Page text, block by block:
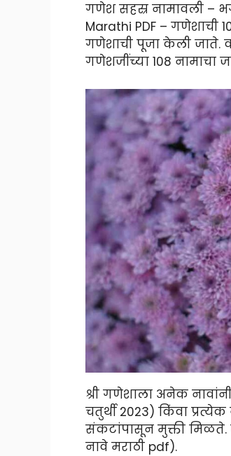
गणेश सहस्र नामावली –
Marathi PDF – गणेशाची
गणेशाची पूजा केली जाते.
गणेशजींच्या 108 नामाचा
श्री गणेशाला अनेक
चतुर्थी 2023) किंवा
संकटांपासून मुक्ती मिळते.
नावे मराठी pdf).